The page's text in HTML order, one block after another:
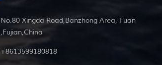
No.80 Xingda Road,Banzhong Area, Fuan
,Fujian,China
+8613599180818